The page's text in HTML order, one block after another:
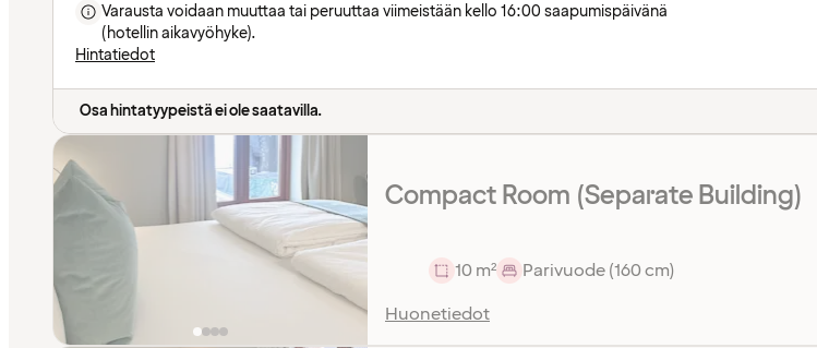
Varausta voidaan muuttaa tai peruuttaa viimeistään kello 16:00 saapumispäivänä
(hotellin aikavyöhyke).
Hintatiedot
Osa hintatyypeistä ei ole saatavilla.
Compact Room (Separate Building)
10 m²
Parivuode (160 cm)
Huonetiedot